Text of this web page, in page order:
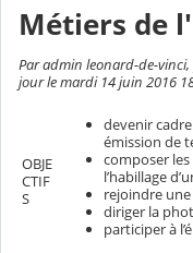
Métiers de
Par admin leonard-de-
jour le mardi 14 juin 2016
OBJE
CTIF
S
devenir
émission de
composer
l’habillage
rejoindre
diriger la
participer à